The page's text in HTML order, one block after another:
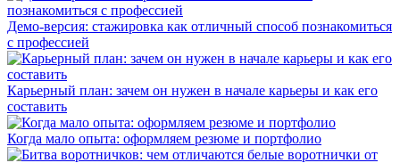
Демо-версия: стажировка как отличный способ познакомиться
с профессией
Карьерный план: зачем он нужен в начале карьеры и как его
составить
Когда мало опыта: оформляем резюме и портфолио